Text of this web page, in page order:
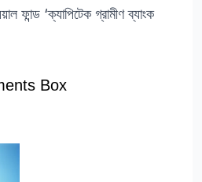
ফান্ড ‘ক্যাপিটেক গ্রামীণ ব্যাংক
Box